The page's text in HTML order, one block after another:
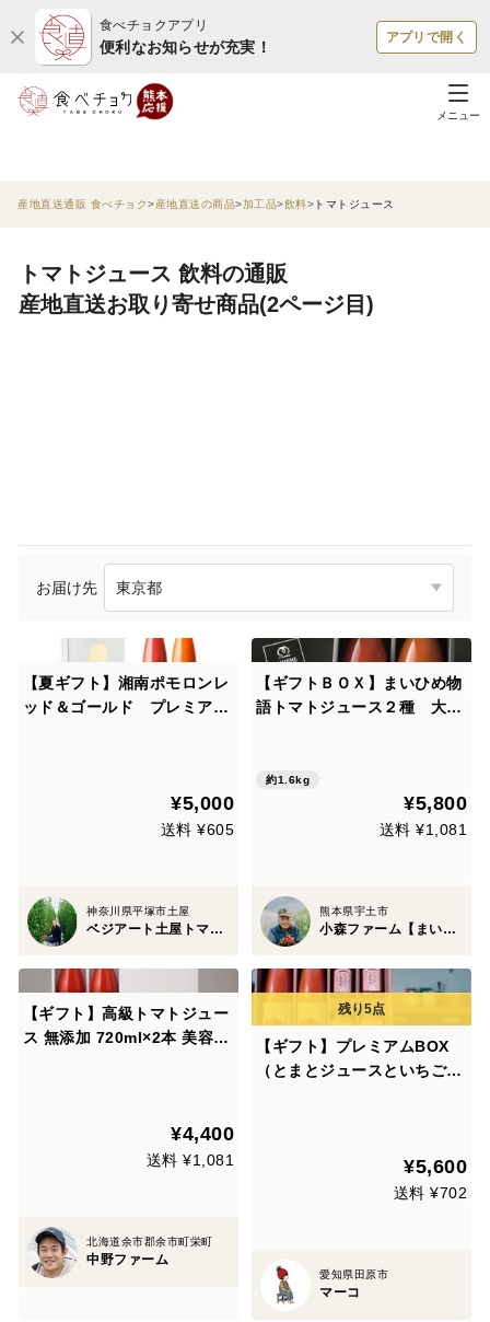
食べチョクアプリ
便利なお知らせが充実！
アプリで開く
メニュー
産地直送通販 食べチョク 産地直送の商品 加工品 飲料 トマトジュース
トマトジュース 飲料の通販
産地直送お取り寄せ商品(2ページ目)
お届け先
【夏ギフト】湘南ポモロンレ
ッド＆ゴールド プレミアム
¥5,000
送料 ¥605
神奈川県平塚市土屋
ベジアート土屋トマトファクトリー
【ギフトＢＯＸ】まいひめ物
語トマトジュース２種 大人
約1.6kg
¥5,800
送料 ¥1,081
熊本県宇土市
小森ファーム【まいひめおじさん】
【ギフト】高級トマトジュー
ス 無添加 720ml×2本 美容・
¥4,400
送料 ¥1,081
北海道余市郡余市町栄町
中野ファーム
【ギフト】プレミアムBOX
（とまとジュースといちごス
¥5,600
送料 ¥702
愛知県田原市
マーコ